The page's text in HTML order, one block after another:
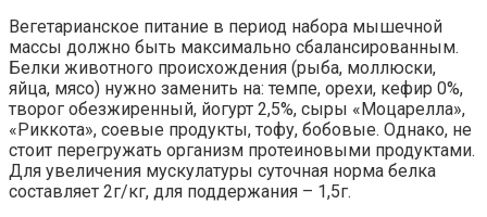
Вегетарианское питание в период набора мышечной
массы должно быть максимально сбалансированным.
Белки животного происхождения (рыба, моллюски,
яйца, мясо) нужно заменить на: темпе, орехи, кефир 0%,
творог обезжиренный, йогурт 2,5%, сыры «Моцарелла»,
«Риккота», соевые продукты, тофу, бобовые. Однако, не
стоит перегружать организм протеиновыми продуктами.
Для увеличения мускулатуры суточная норма белка
составляет 2г/кг, для поддержания – 1,5г.